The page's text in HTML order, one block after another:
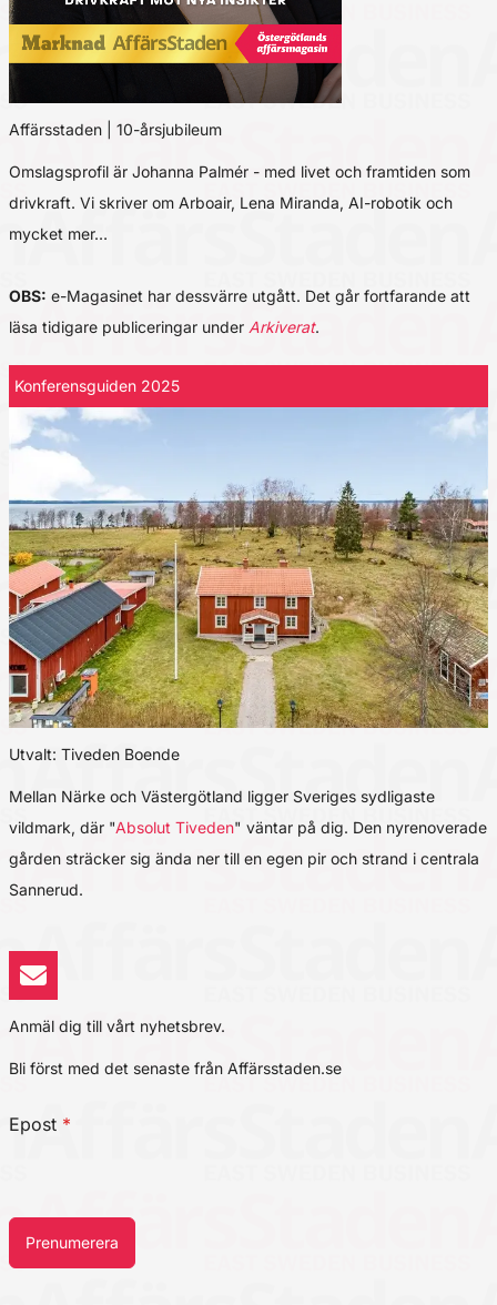
Affärsstaden | 10-årsjubileum
Omslagsprofil är Johanna Palmér - med livet och framtiden som
drivkraft. Vi skriver om Arboair, Lena Miranda, AI-robotik och
mycket mer…
OBS: e-Magasinet har dessvärre utgått. Det går fortfarande att
läsa tidigare publiceringar under Arkiverat.
Konferensguiden 2025
Utvalt: Tiveden Boende
Mellan Närke och Västergötland ligger Sveriges sydligaste
vildmark, där "Absolut Tiveden" väntar på dig. Den nyrenoverade
gården sträcker sig ända ner till en egen pir och strand i centrala
Sannerud.
Anmäl dig till vårt nyhetsbrev.
Bli först med det senaste från Affärsstaden.se
Epost *
Prenumerera